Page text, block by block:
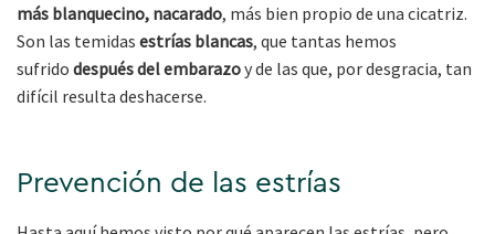
más blanquecino, nacarado, más bien propio de una cicatriz.
Son las temidas estrías blancas, que tantas hemos
sufrido después del embarazoy de las que, por desgracia, tan
difícil resulta deshacerse.
Prevención de las estrías